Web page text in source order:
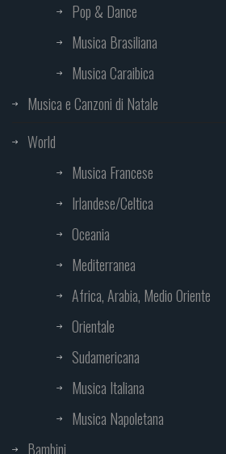
Pop & Dance
Musica Brasiliana
Musica Caraibica
Musica e Canzoni di Natale
World
Musica Francese
Irlandese/Celtica
Oceania
Mediterranea
Africa, Arabia, Medio Oriente
Orientale
Sudamericana
Musica Italiana
Musica Napoletana
Bambini